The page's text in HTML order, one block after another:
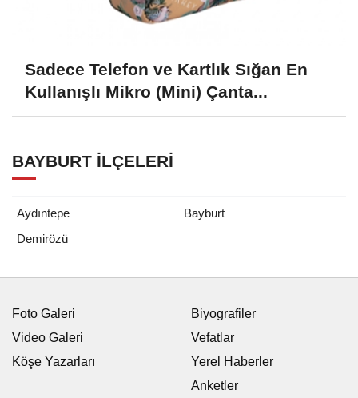
Sadece Telefon ve Kartlık Sığan En
Kullanışlı Mikro (Mini) Çanta...
BAYBURT İLÇELERI
Aydıntepe
Bayburt
Demirözü
Foto Galeri
Video Galeri
Köşe Yazarları
Biyografiler
Vefatlar
Yerel Haberler
Anketler